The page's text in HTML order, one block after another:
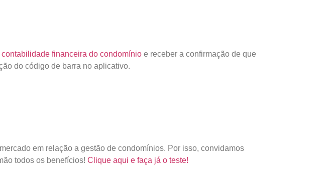
contabilidade financeira do condomínioe receber a confirmação de que
do código de barra no aplicativo.
em relação a gestão de condomínios. Por isso, convidamos
todos os benefícios! Clique aqui e faça já o teste!